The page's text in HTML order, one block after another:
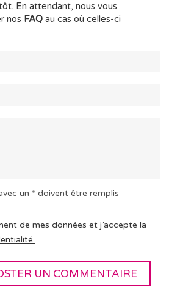
En attendant, nous vous
nos FAQ au cas où celles-ci
un * doivent être remplis
de mes données et j’accepte la